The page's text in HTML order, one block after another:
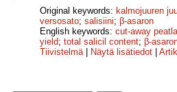
Original keywords: kalmojuuren
versosato; salisiini; β-asaron
English keywords: cut-away
yield; total salicil content; β-
Tiivistelmä| Näytä lisätiedot